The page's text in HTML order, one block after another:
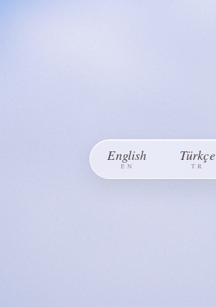
English
EN
Türkçe
TR